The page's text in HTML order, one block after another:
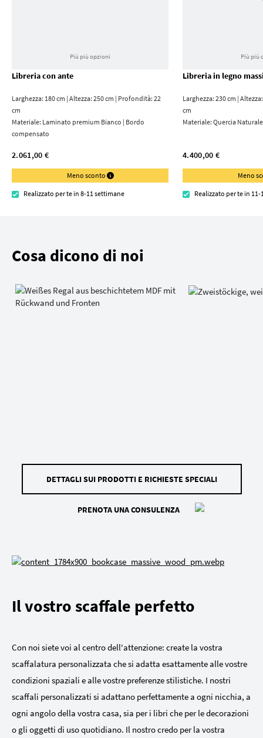
Più più opzioni
Libreria con ante
Larghezza: 180 cm | Altezza: 250 cm | Profondità: 22
cm
Materiale: Laminato premium Bianco | Bordo
compensato
2.061,00 €
Meno sconto
Realizzato per te in 8-11 settimane
Più più
Libreria in legno
Larghezza: 230 cm |
cm
Materiale:Quercia
4.400,00 €
Meno
Realizzato per te in
Cosa dicono di noi
DETTAGLI SUI PRODOTTI E RICHIESTE SPECIALI
PRENOTA UNA CONSULENZA
Il vostro scaffale perfetto
Con noi siete voi al centro dell'attenzione: create la vostra
scaffalatura personalizzata che si adatta esattamente alle vostre
condizioni spaziali e alle vostre preferenze stilistiche. I nostri
scaffali personalizzati si adattano perfettamente a ogni nicchia, a
ogni angolo della vostra casa, sia per i libri che per le decorazioni
o gli oggetti di uso quotidiano. Il nostro credo per la vostra